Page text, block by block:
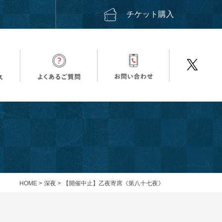
チケット購入
HOME > 深夜 > 【開催中止】乙夜寄席《第八十七夜》